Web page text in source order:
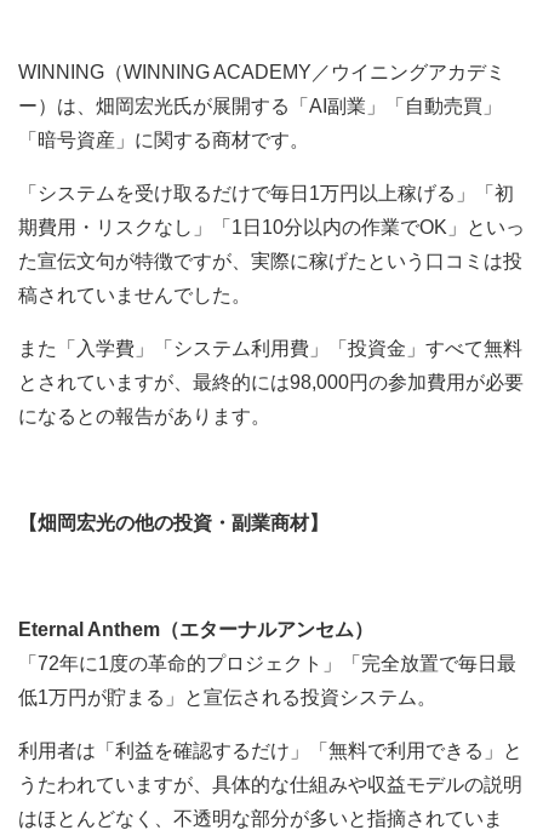
WINNING（WINNING ACADEMY／ウイニングアカデミ
ー）は、畑岡宏光氏が展開する「AI副業」「自動売買」
「暗号資産」に関する商材です。
「システムを受け取るだけで毎日1万円以上稼げる」「初
期費用・リスクなし」「1日10分以内の作業でOK」といっ
た宣伝文句が特徴ですが、実際に稼げたという口コミは投
稿されていませんでした。
また「入学費」「システム利用費」「投資金」すべて無料
とされていますが、最終的には98,000円の参加費用が必要
になるとの報告があります。
【畑岡宏光の他の投資・副業商材】
Eternal Anthem（エターナルアンセム）
「72年に1度の革命的プロジェクト」「完全放置で毎日最
低1万円が貯まる」と宣伝される投資システム。
利用者は「利益を確認するだけ」「無料で利用できる」と
うたわれていますが、具体的な仕組みや収益モデルの説明
はほとんどなく、不透明な部分が多いと指摘されていま